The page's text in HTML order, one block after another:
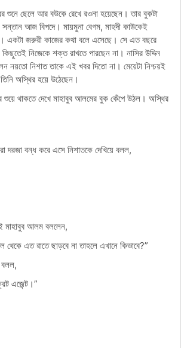
শুনে ছেলে আর বউকে রেখে রওনা হয়েছেন। তার বুকটা
আজ বিপদে। মায়মুনা বেগম, মাহদী কাউকেই
একটা জরুরী কাজের কথা বলে এসেছে। সে এত বছরে
নিজেকে শক্ত রাখতে পারছেন না। নাসির উদ্দিন
নয়তো নিশাত তাকে এই খবর দিতো না। মেয়েটা নিশ্চয়ই
অস্থির হয়ে উঠেছেন।
শুয়ে থাকতে দেখে মাহাবুব আলমের বুক কেঁপে উঠল। অস্থির
দরজা বন্ধ করে এসে নিশাতকে দেখিয়ে বলল,
মাহাবুব আলম বললেন,
থেকে এত রাতে ছাড়বে না তাহলে এখানে কিভাবে?”
বলল,
এজেন্ট।”